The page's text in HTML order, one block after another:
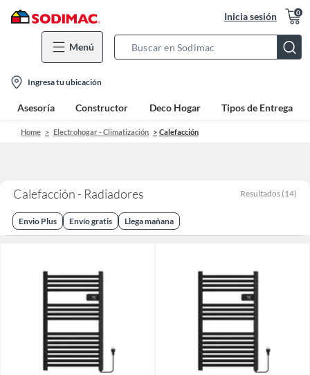
Inicia sesión 0
Menú
Bar
location-
icon
Ingresa tu ubicación
Asesoría Constructor Deco Hogar Tipos de Entrega
Home Electrohogar - Climatización Calefacción
Calefacción - Radiadores Resultados (14)
Envio Plus Envío gratis Llega mañana